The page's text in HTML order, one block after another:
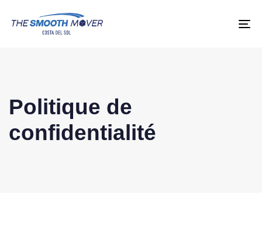
Politique de
confidentialité